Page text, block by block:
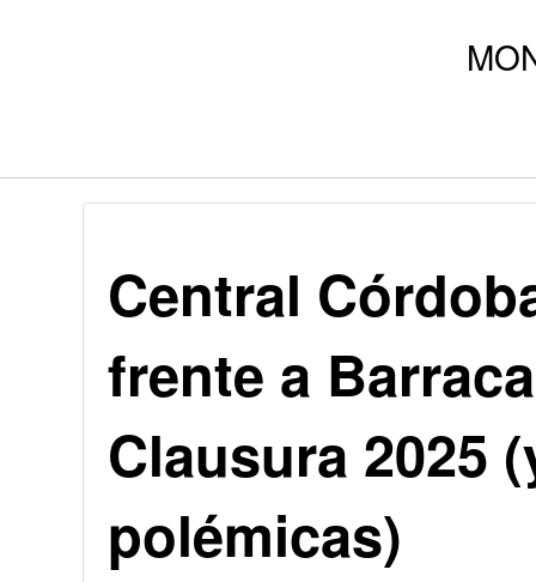
Central
frente a
Clausura 2025
polémicas)